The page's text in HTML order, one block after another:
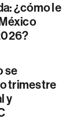
¿cómo le
se
trimestre
y